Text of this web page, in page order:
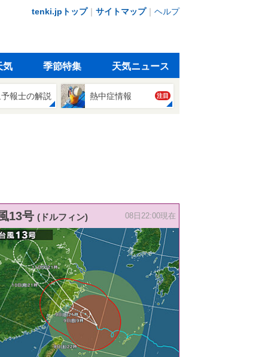
tenki.jpトップ｜ サイトマップ｜ ヘルプ
気 季節特集 天気ニュース
報士の解説 熱中症情報 注目
13号 (ドルフィン) 08日22:00現在